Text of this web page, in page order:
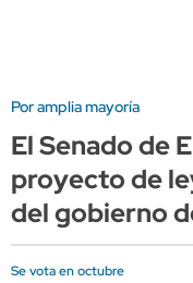
Por amplia mayoría
El Senado de
proyecto de
del gobierno
Se vota en octubre